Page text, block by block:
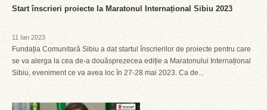
Start înscrieri proiecte la Maratonul Internațional Sibiu 2023
11 Ian 2023
Fundația Comunitară Sibiu a dat startul înscrierilor de proiecte pentru care
se va alerga la cea de-a douăsprezecea ediție a Maratonului Internațional
Sibiu, eveniment ce va avea loc în 27-28 mai 2023. Ca de...